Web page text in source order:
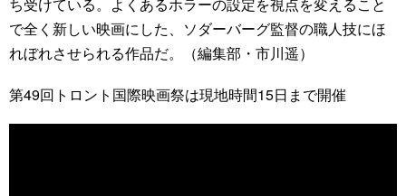
で全く新しい映画にした、ソダーバーグ監督の職人技にほ
れぼれさせられる作品だ。（編集部・市川遥）
第49回トロント国際映画祭は現地時間15日まで開催